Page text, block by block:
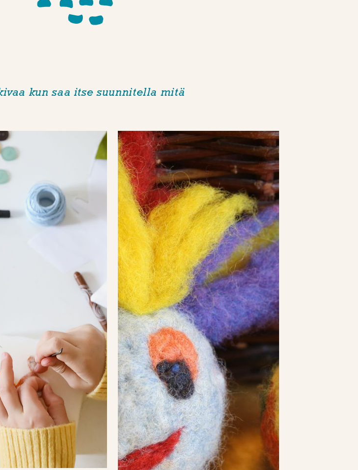
kun saa itse suunnitella mitä